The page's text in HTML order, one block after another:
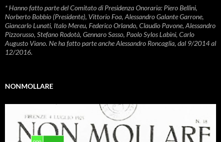
* Hanno fatto parte del Comitato di Presidenza Onoraria: Piero Bellini,
Norberto Bobbio (Presidente), Vittorio Foa, Alessandro Galante Garrone,
Giancarlo Lunati, Italo Mereu, Federico Orlando, Claudio Pavone, Alessandro
Pizzorusso, Stefano Rodotà, Gennaro Sasso, Paolo Sylos Labini, Carlo
Augusto Viano. Ne ha fatto parte anche Alessandro Roncaglia, dal 9/2014 al
12/2016.
NONMOLLARE